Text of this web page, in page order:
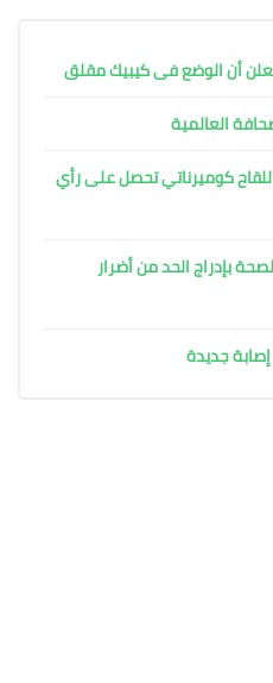
أن الوضع فى كيبيك مقلق
للقاح كوميرناتي تحصل على رأي
بإدراج الحد من أضرار